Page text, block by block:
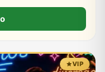
💸💸
VIP